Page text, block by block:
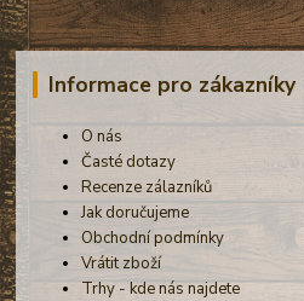
Informace pro zákazníky
O nás
Časté dotazy
Recenze zálazníků
Jak doručujeme
Obchodní podmínky
Vrátit zboží
Trhy - kde nás najdete